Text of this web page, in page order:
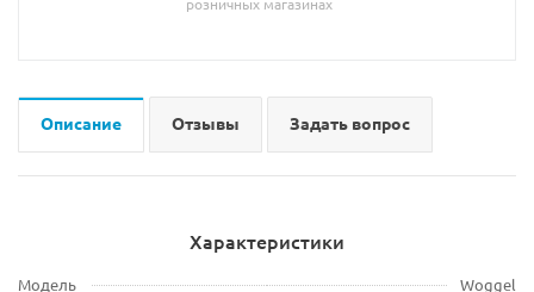
Описание Отзывы Задать вопрос
Характеристики
Модель
Woggel